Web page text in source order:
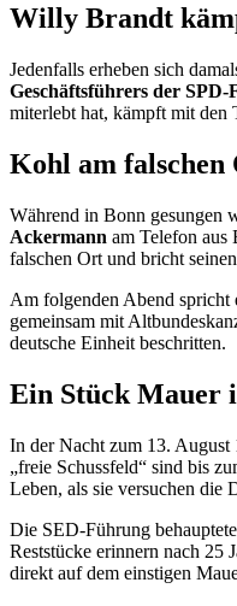
Willy Brandt
Jedenfalls erheben sich
Geschäftsführers der
miterlebt hat, kämpft mit den
Kohl am falschen
Während in Bonn gesungen
Ackermann am Telefon aus
falschen Ort und bricht
Am folgenden Abend spricht
gemeinsam mit
deutsche Einheit beschritten.
Ein Stück Mauer
In der Nacht zum 13.
„freie Schussfeld“ sind bis
Leben, als sie versuchen die
Die SED-Führung
Reststücke erinnern nach 25
direkt auf dem einstigen